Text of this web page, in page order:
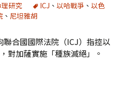
研究 ICJ 、 以哈戰爭 、 以色
、 尼坦雅胡
合國國際法院（ICJ）指控以
對加薩實施「種族滅絕」。
癸卯年最後一季難以和平，不